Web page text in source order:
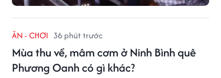
ĂN - CHƠI 36 phút trước
Mùa thu về, mâm cơm ở Ninh Bình quê
Phương Oanh có gì khác?